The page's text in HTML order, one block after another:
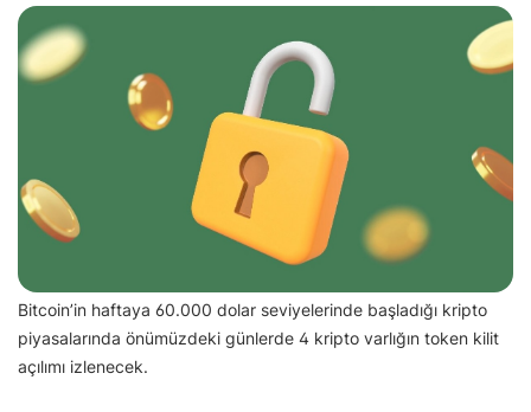
Bitcoin’in haftaya 60.000 dolar seviyelerinde başladığı kripto
piyasalarında önümüzdeki günlerde 4 kripto varlığın token kilit
açılımı izlenecek.